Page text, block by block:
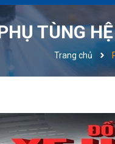
TÙNG
Trang chủ